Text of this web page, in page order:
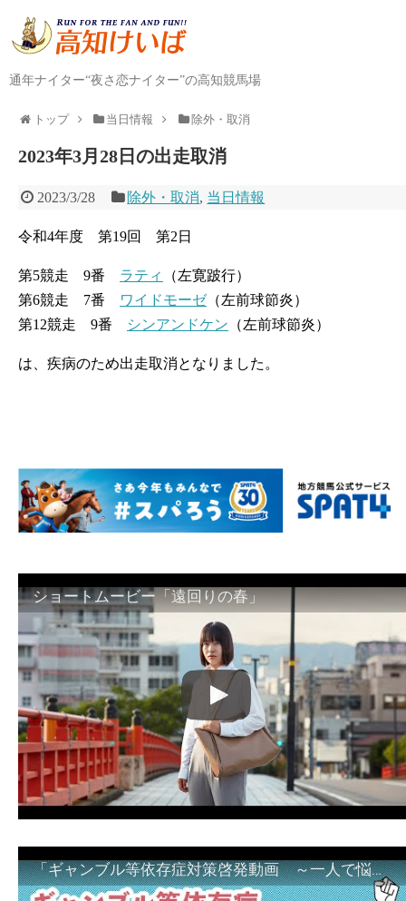
通年ナイター“夜さ恋ナイター”の高知競馬場
トップ 当日情報 除外・取消
2023年3月28日の出走取消
2023/3/28 除外・取消, 当日情報
令和4年度 第19回 第2日
第5競走 9番 ラティ
（左寛跛行）
第6競走 7番
ワイドモーゼ（左前球節炎）
第12競走 9番
シンアンドケン （左前球節炎）
は、疾病のため出走取消となりました。
ショートムービー「遠回りの春」
「ギャンブル等依存症対策啓発動画 ～一人で悩まず、家族で悩まず、まず！相談機関へ～」